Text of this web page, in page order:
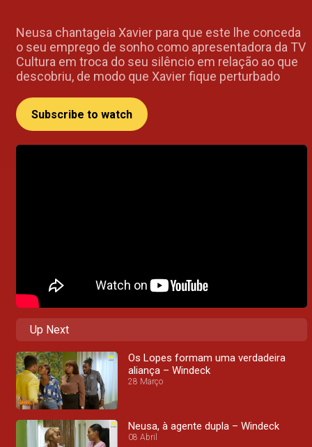
Neusa chantageia Xavier para que este lhe conceda
o seu emprego de sonho como apresentadora da TV
Cultura em troca do seu silêncio em relação ao que
descobriu, de modo que Xavier fique perturbado
Subscribe to watch
Up Next
Os Lopes formam uma verdadeira
aliança – Windeck
28 Março
Neusa, à agente dupla – Windeck
08 Abril